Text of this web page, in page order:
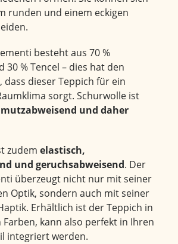
runden und einem eckigen
besteht aus 70 %
30 % Tencel – dies hat den
dass dieser Teppich für ein
sorgt. Schurwolle ist
und daher
zudem elastisch,
und geruchsabweisend. Der
überzeugt nicht nur mit seiner
Optik, sondern auch mit seiner
Erhältlich ist der Teppich in
kann also perfekt in Ihren
integriert werden.